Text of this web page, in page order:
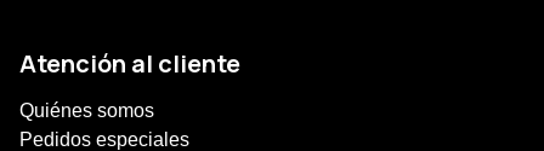
Atención al cliente
Quiénes somos
Pedidos especiales